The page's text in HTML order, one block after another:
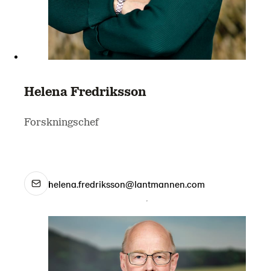
Helena Fredriksson
Forskningschef
helena.fredriksson@lantmannen.com